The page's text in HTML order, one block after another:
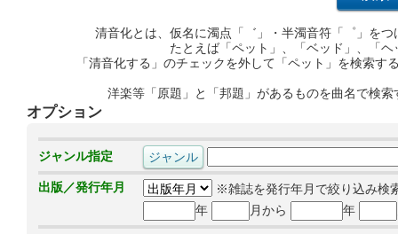
清音化とは、仮名に濁点「゛」・半濁音符「゜」を
たとえば「ペット」、「ベッド」、「
「清音化する」のチェックを外して「ペット」を検索
洋楽等「原題」と「邦題」があるものを曲名で検
オプション
ジャンル指定
出版／発行年月
※雑誌を発行年月で絞り込み検
年
月から 年